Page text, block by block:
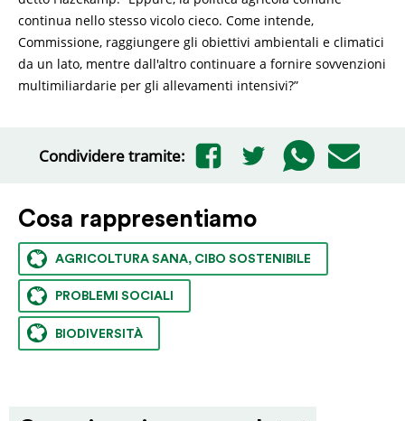
continua nello stesso vicolo cieco. Come intende,
Commissione, raggiungere gli obiettivi ambientali e climatici
da un lato, mentre dall'altro continuare a fornire sovvenzioni
multimiliardarie per gli allevamenti intensivi?”
Condividere tramite:
Cosa rappresentiamo
AGRICOLTURA SANA, CIBO SOSTENIBILE
PROBLEMI SOCIALI
BIODIVERSITÀ